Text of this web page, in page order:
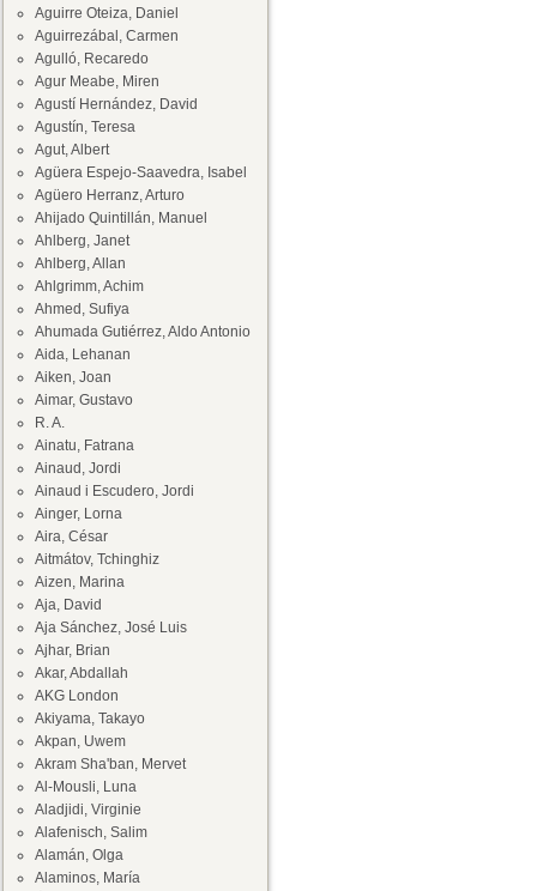
Aguirre Oteiza, Daniel
Aguirrezábal, Carmen
Agulló, Recaredo
Agur Meabe, Miren
Agustí Hernández, David
Agustín, Teresa
Agut, Albert
Agüera Espejo-Saavedra, Isabel
Agüero Herranz, Arturo
Ahijado Quintillán, Manuel
Ahlberg, Janet
Ahlberg, Allan
Ahlgrimm, Achim
Ahmed, Sufiya
Ahumada Gutiérrez, Aldo Antonio
Aida, Lehanan
Aiken, Joan
Aimar, Gustavo
R. A.
Ainatu, Fatrana
Ainaud, Jordi
Ainaud i Escudero, Jordi
Ainger, Lorna
Aira, César
Aitmátov, Tchinghiz
Aizen, Marina
Aja, David
Aja Sánchez, José Luis
Ajhar, Brian
Akar, Abdallah
AKG London
Akiyama, Takayo
Akpan, Uwem
Akram Sha'ban, Mervet
Al-Mousli, Luna
Aladjidi, Virginie
Alafenisch, Salim
Alamán, Olga
Alaminos, María